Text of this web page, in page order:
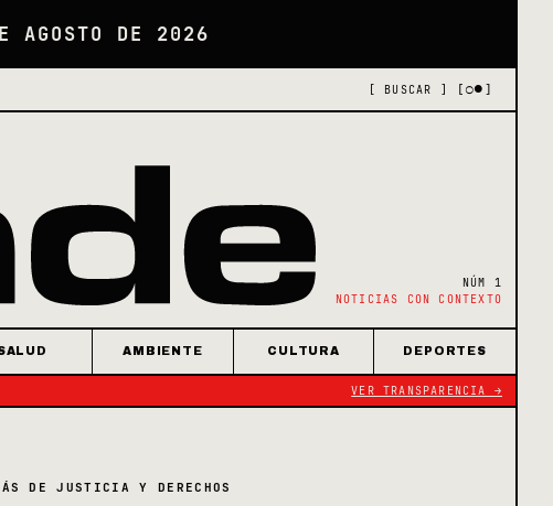
AGOSTO DE 2026
[ BUSCAR ] [○●]
NÚM 1
NOTICIAS CON CONTEXTO
AMBIENTE CULTURA DEPORTES
VER TRANSPARENCIA →
DE JUSTICIA Y DERECHOS